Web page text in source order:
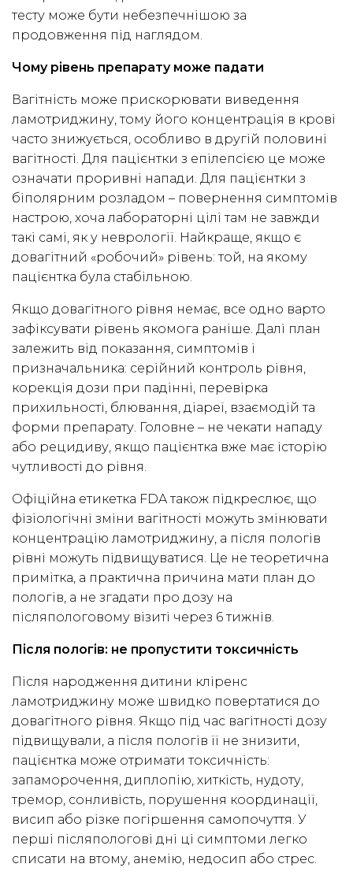
тесту може бути небезпечнішою за
продовження під наглядом.
Чому рівень препарату може падати
Вагітність може прискорювати виведення
ламотриджину, тому його концентрація в крові
часто знижується, особливо в другій половині
вагітності. Для пацієнтки з епілепсією це може
означати проривні напади. Для пацієнтки з
біполярним розладом – повернення симптомів
настрою, хоча лабораторні цілі там не завжди
такі самі, як у неврології. Найкраще, якщо є
довагітний «робочий» рівень: той, на якому
пацієнтка була стабільною.
Якщо довагітного рівня немає, все одно варто
зафіксувати рівень якомога раніше. Далі план
залежить від показання, симптомів і
призначальника: серійний контроль рівня,
корекція дози при падінні, перевірка
прихильності, блювання, діареї, взаємодій та
форми препарату. Головне – не чекати нападу
або рецидиву, якщо пацієнтка вже має історію
чутливості до рівня.
Офіційна етикетка FDA також підкреслює, що
фізіологічні зміни вагітності можуть змінювати
концентрацію ламотриджину, а після пологів
рівні можуть підвищуватися. Це не теоретична
примітка, а практична причина мати план до
пологів, а не згадати про дозу на
післяпологовому візиті через 6 тижнів.
Після пологів: не пропустити токсичність
Після народження дитини кліренс
ламотриджину може швидко повертатися до
довагітного рівня. Якщо під час вагітності дозу
підвищували, а після пологів її не знизити,
пацієнтка може отримати токсичність:
запаморочення, диплопію, хиткість, нудоту,
тремор, сонливість, порушення координації,
висип або різке погіршення самопочуття. У
перші післяпологові дні ці симптоми легко
списати на втому, анемію, недосип або стрес.